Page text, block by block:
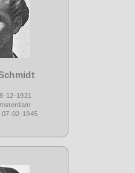
12-1921
02-1945